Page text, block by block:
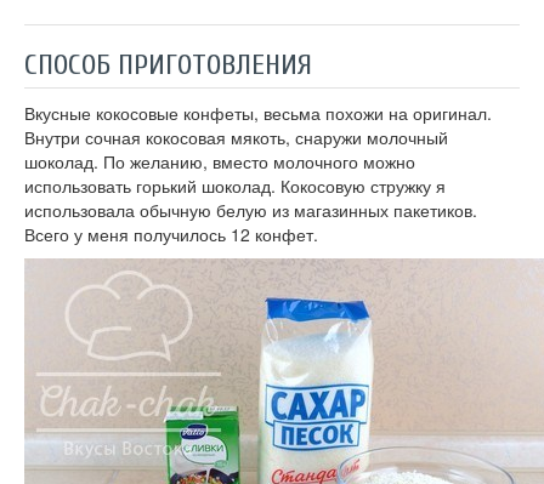
СПОСОБ ПРИГОТОВЛЕНИЯ
Вкусные кокосовые конфеты, весьма похожи на оригинал.
Внутри сочная кокосовая мякоть, снаружи молочный
шоколад. По желанию, вместо молочного можно
использовать горький шоколад. Кокосовую стружку я
использовала обычную белую из магазинных пакетиков.
Всего у меня получилось 12 конфет.